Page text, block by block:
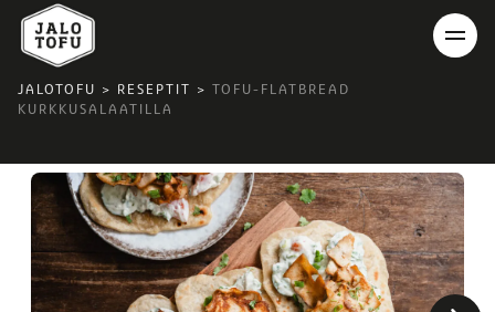
JALOTOFU > RESEPTIT > TOFU-FLATBREAD
KURKKUSALAATILLA